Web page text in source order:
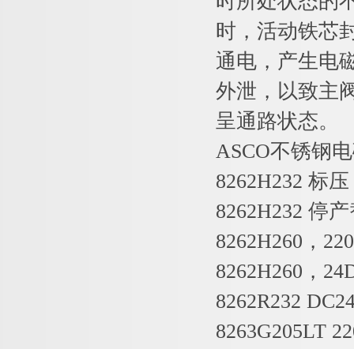
时，活动铁芯
通电，产生电
外泄，以致主
呈通路状态。
ASCO不锈钢
8262H232 标压
8262H232 停
8262H260，
8262H260，
8262R232
8263G205LT